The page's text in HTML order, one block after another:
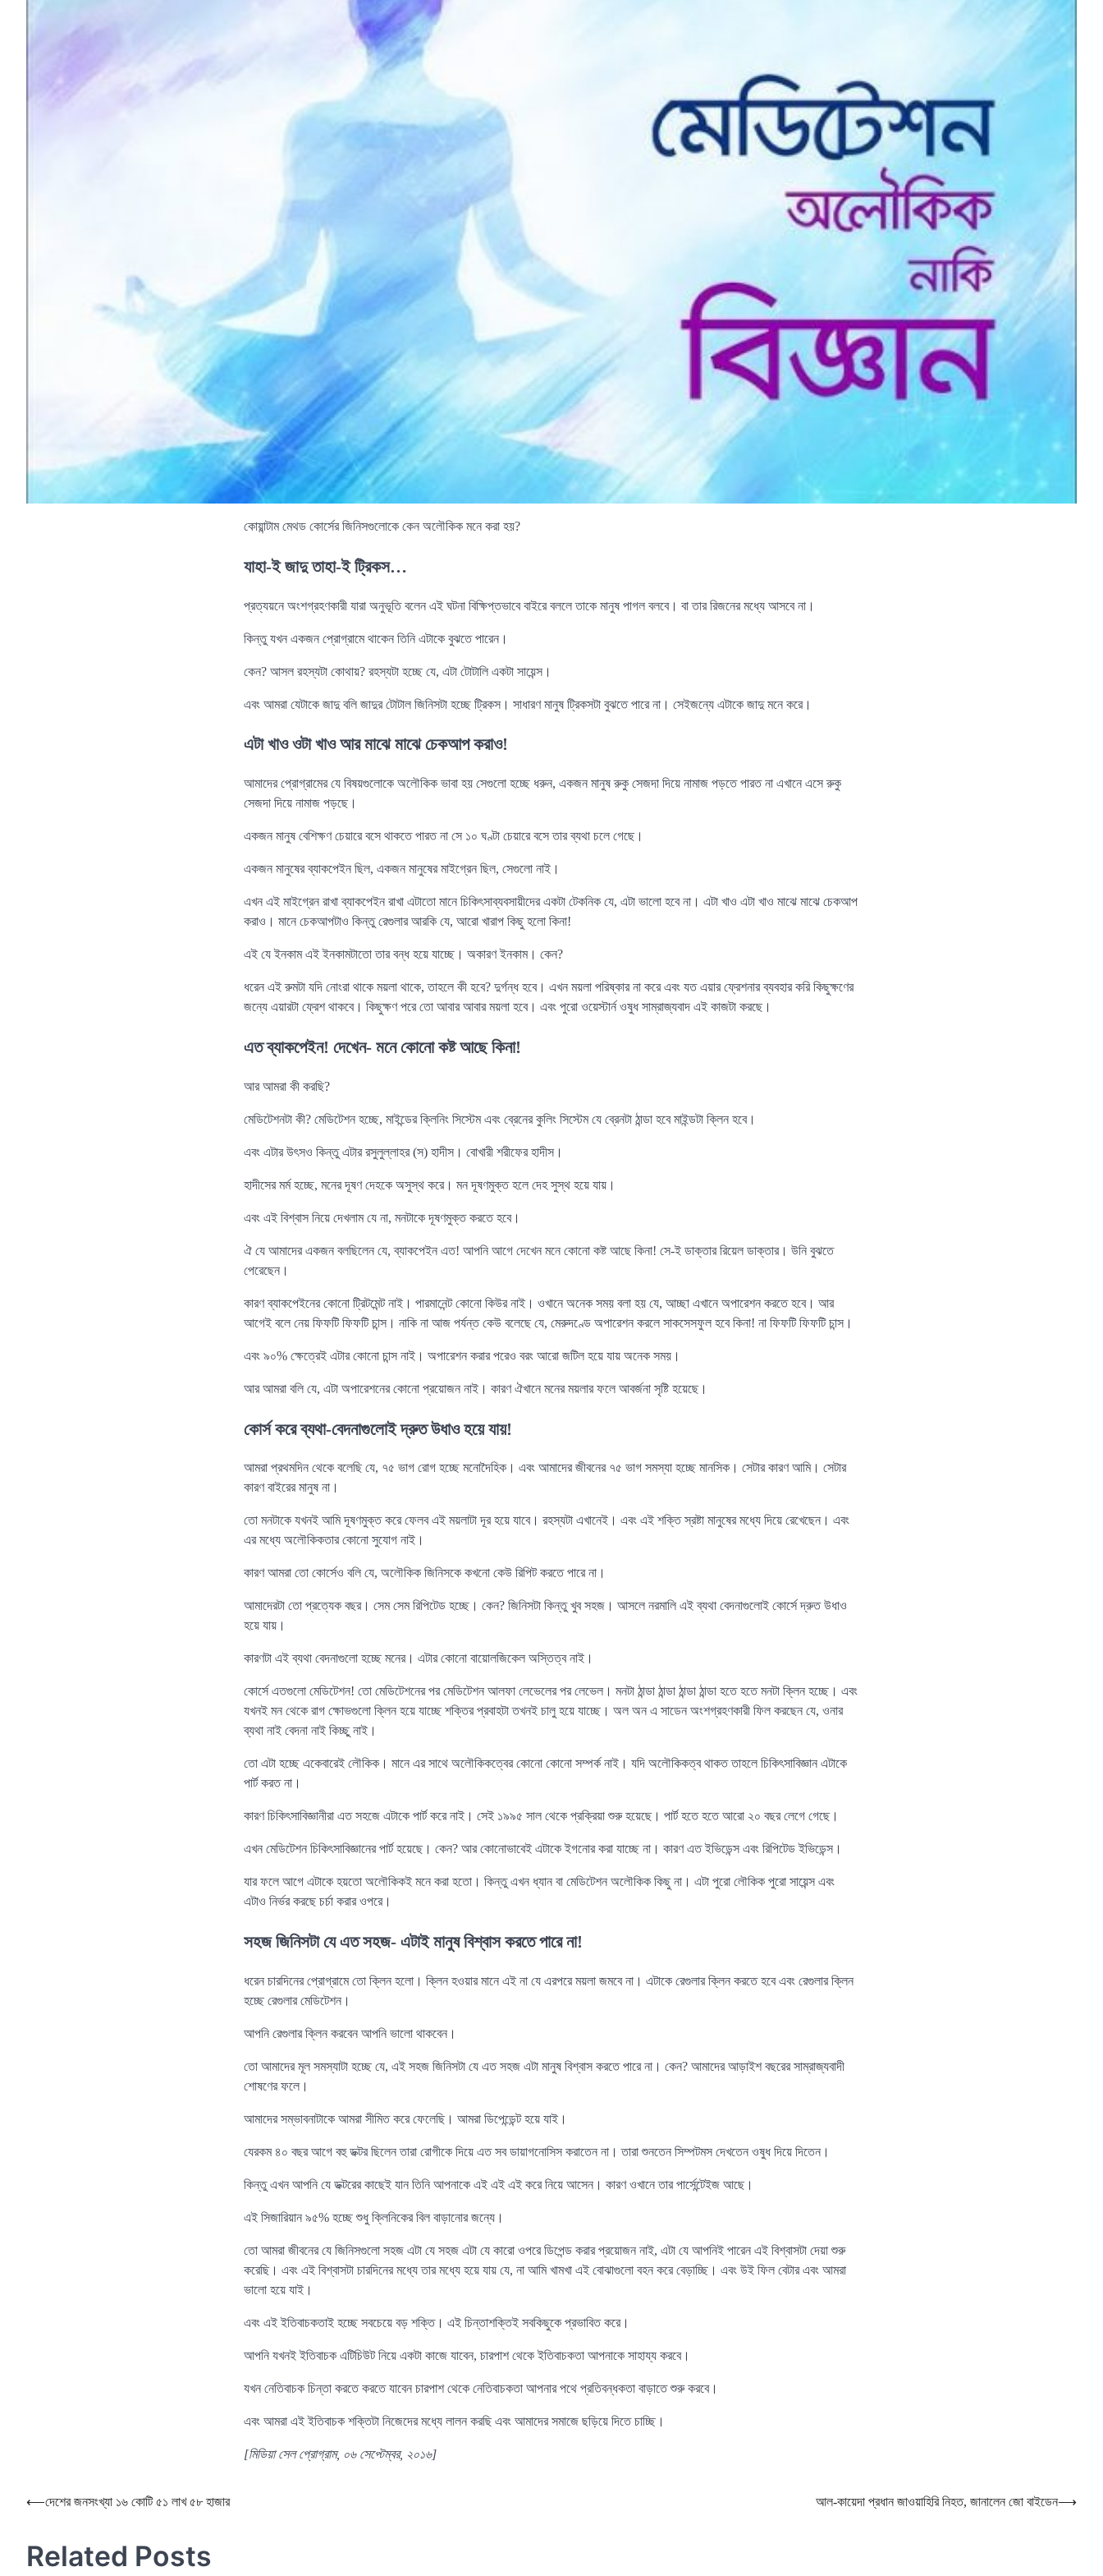
কোয়ান্টাম মেথড কোর্সের জিনিসগুলোকে কেন অলৌকিক মনে করা হয়?
যাহা-ই জাদু তাহা-ই ট্রিকস…
প্রত্যয়নে অংশগ্রহণকারী যারা অনুভূতি বলেন এই ঘটনা বিক্ষিপ্তভাবে বাইরে বললে তাকে মানুষ পাগল বলবে। বা তার রিজনের মধ্যে আসবে না।
কিন্তু যখন একজন প্রোগ্রামে থাকেন তিনি এটাকে বুঝতে পারেন।
কেন? আসল রহস্যটা কোথায়? রহস্যটা হচ্ছে যে, এটা টোটালি একটা সায়েন্স।
এবং আমরা যেটাকে জাদু বলি জাদুর টোটাল জিনিসটা হচ্ছে ট্রিকস। সাধারণ মানুষ ট্রিকসটা বুঝতে পারে না। সেইজন্যে এটাকে জাদু মনে করে।
এটা খাও ওটা খাও আর মাঝে মাঝে চেকআপ করাও!
আমাদের প্রোগ্রামের যে বিষয়গুলোকে অলৌকিক ভাবা হয় সেগুলো হচ্ছে ধরুন, একজন মানুষ রুকু সেজদা দিয়ে নামাজ পড়তে পারত না এখানে এসে রুকু
সেজদা দিয়ে নামাজ পড়ছে।
একজন মানুষ বেশিক্ষণ চেয়ারে বসে থাকতে পারত না সে ১০ ঘণ্টা চেয়ারে বসে তার ব্যথা চলে গেছে।
একজন মানুষের ব্যাকপেইন ছিল, একজন মানুষের মাইগ্রেন ছিল, সেগুলো নাই।
এখন এই মাইগ্রেন রাখা ব্যাকপেইন রাখা এটাতো মানে চিকিৎসাব্যবসায়ীদের একটা টেকনিক যে, এটা ভালো হবে না। এটা খাও এটা খাও মাঝে মাঝে চেকআপ
করাও। মানে চেকআপটাও কিন্তু রেগুলার আরকি যে, আরো খারাপ কিছু হলো কিনা!
এই যে ইনকাম এই ইনকামটাতো তার বন্ধ হয়ে যাচ্ছে। অকারণ ইনকাম। কেন?
ধরেন এই রুমটা যদি নোংরা থাকে ময়লা থাকে, তাহলে কী হবে? দুর্গন্ধ হবে। এখন ময়লা পরিষ্কার না করে এবং যত এয়ার ফ্রেশনার ব্যবহার করি কিছুক্ষণের
জন্যে এয়ারটা ফ্রেশ থাকবে। কিছুক্ষণ পরে তো আবার আবার ময়লা হবে। এবং পুরো ওয়েস্টার্ন ওষুধ সাম্রাজ্যবাদ এই কাজটা করছে।
এত ব্যাকপেইন! দেখেন- মনে কোনো কষ্ট আছে কিনা!
আর আমরা কী করছি?
মেডিটেশনটা কী? মেডিটেশন হচ্ছে, মাইন্ডের ক্লিনিং সিস্টেম এবং ব্রেনের কুলিং সিস্টেম যে ব্রেনটা ঠান্ডা হবে মাইন্ডটা ক্লিন হবে।
এবং এটার উৎসও কিন্তু এটার রসুলুল্লাহর (স) হাদীস। বোখারী শরীফের হাদীস।
হাদীসের মর্ম হচ্ছে, মনের দূষণ দেহকে অসুস্থ করে। মন দূষণমুক্ত হলে দেহ সুস্থ হয়ে যায়।
এবং এই বিশ্বাস নিয়ে দেখলাম যে না, মনটাকে দূষণমুক্ত করতে হবে।
ঐ যে আমাদের একজন বলছিলেন যে, ব্যাকপেইন এত! আপনি আগে দেখেন মনে কোনো কষ্ট আছে কিনা! সে-ই ডাক্তার রিয়েল ডাক্তার। উনি বুঝতে
পেরেছেন।
কারণ ব্যাকপেইনের কোনো ট্রিটমেন্ট নাই। পারমানেন্ট কোনো কিউর নাই। ওখানে অনেক সময় বলা হয় যে, আচ্ছা এখানে অপারেশন করতে হবে। আর
আগেই বলে নেয় ফিফটি ফিফটি চান্স। নাকি না আজ পর্যন্ত কেউ বলেছে যে, মেরুদণ্ডে অপারেশন করলে সাকসেসফুল হবে কিনা! না ফিফটি ফিফটি চান্স।
এবং ৯০% ক্ষেত্রেই এটার কোনো চান্স নাই। অপারেশন করার পরেও বরং আরো জটিল হয়ে যায় অনেক সময়।
আর আমরা বলি যে, এটা অপারেশনের কোনো প্রয়োজন নাই। কারণ ঐখানে মনের ময়লার ফলে আবর্জনা সৃষ্টি হয়েছে।
কোর্স করে ব্যথা-বেদনাগুলোই দ্রুত উধাও হয়ে যায়!
আমরা প্রথমদিন থেকে বলেছি যে, ৭৫ ভাগ রোগ হচ্ছে মনোদৈহিক। এবং আমাদের জীবনের ৭৫ ভাগ সমস্যা হচ্ছে মানসিক। সেটার কারণ আমি। সেটার
কারণ বাইরের মানুষ না।
তো মনটাকে যখনই আমি দূষণমুক্ত করে ফেলব এই ময়লাটা দূর হয়ে যাবে। রহস্যটা এখানেই। এবং এই শক্তি স্রষ্টা মানুষের মধ্যে দিয়ে রেখেছেন। এবং
এর মধ্যে অলৌকিকতার কোনো সুযোগ নাই।
কারণ আমরা তো কোর্সেও বলি যে, অলৌকিক জিনিসকে কখনো কেউ রিপিট করতে পারে না।
আমাদেরটা তো প্রত্যেক বছর। সেম সেম রিপিটেড হচ্ছে। কেন? জিনিসটা কিন্তু খুব সহজ। আসলে নরমালি এই ব্যথা বেদনাগুলোই কোর্সে দ্রুত উধাও
হয়ে যায়।
কারণটা এই ব্যথা বেদনাগুলো হচ্ছে মনের। এটার কোনো বায়োলজিকেল অস্তিত্ব নাই।
কোর্সে এতগুলো মেডিটেশন! তো মেডিটেশনের পর মেডিটেশন আলফা লেভেলের পর লেভেল। মনটা ঠান্ডা ঠান্ডা ঠান্ডা ঠান্ডা হতে হতে মনটা ক্লিন হচ্ছে। এবং
যখনই মন থেকে রাগ ক্ষোভগুলো ক্লিন হয়ে যাচ্ছে শক্তির প্রবাহটা তখনই চালু হয়ে যাচ্ছে। অল অন এ সাডেন অংশগ্রহণকারী ফিল করছেন যে, ওনার
ব্যথা নাই বেদনা নাই কিচ্ছু নাই।
তো এটা হচ্ছে একেবারেই লৌকিক। মানে এর সাথে অলৌকিকত্বের কোনো কোনো সম্পর্ক নাই। যদি অলৌকিকত্ব থাকত তাহলে চিকিৎসাবিজ্ঞান এটাকে
পার্ট করত না।
কারণ চিকিৎসাবিজ্ঞানীরা এত সহজে এটাকে পার্ট করে নাই। সেই ১৯৯৫ সাল থেকে প্রক্রিয়া শুরু হয়েছে। পার্ট হতে হতে আরো ২০ বছর লেগে গেছে।
এখন মেডিটেশন চিকিৎসাবিজ্ঞানের পার্ট হয়েছে। কেন? আর কোনোভাবেই এটাকে ইগনোর করা যাচ্ছে না। কারণ এত ইভিডেন্স এবং রিপিটেড ইভিডেন্স।
যার ফলে আগে এটাকে হয়তো অলৌকিকই মনে করা হতো। কিন্তু এখন ধ্যান বা মেডিটেশন অলৌকিক কিছু না। এটা পুরো লৌকিক পুরো সায়েন্স এবং
এটাও নির্ভর করছে চর্চা করার ওপরে।
সহজ জিনিসটা যে এত সহজ- এটাই মানুষ বিশ্বাস করতে পারে না!
ধরেন চারদিনের প্রোগ্রামে তো ক্লিন হলো। ক্লিন হওয়ার মানে এই না যে এরপরে ময়লা জমবে না। এটাকে রেগুলার ক্লিন করতে হবে এবং রেগুলার ক্লিন
হচ্ছে রেগুলার মেডিটেশন।
আপনি রেগুলার ক্লিন করবেন আপনি ভালো থাকবেন।
তো আমাদের মূল সমস্যাটা হচ্ছে যে, এই সহজ জিনিসটা যে এত সহজ এটা মানুষ বিশ্বাস করতে পারে না। কেন? আমাদের আড়াইশ বছরের সাম্রাজ্যবাদী
শোষণের ফলে।
আমাদের সম্ভাবনাটাকে আমরা সীমিত করে ফেলেছি। আমরা ডিপেন্ডেন্ট হয়ে যাই।
যেরকম ৪০ বছর আগে বহু ডক্টর ছিলেন তারা রোগীকে দিয়ে এত সব ডায়াগনোসিস করাতেন না। তারা শুনতেন সিম্পটমস দেখতেন ওষুধ দিয়ে দিতেন।
কিন্তু এখন আপনি যে ডক্টরের কাছেই যান তিনি আপনাকে এই এই এই করে নিয়ে আসেন। কারণ ওখানে তার পার্সেন্টেইজ আছে।
এই সিজারিয়ান ৯৫% হচ্ছে শুধু ক্লিনিকের বিল বাড়ানোর জন্যে।
তো আমরা জীবনের যে জিনিসগুলো সহজ এটা যে সহজ এটা যে কারো ওপরে ডিপেন্ড করার প্রয়োজন নাই, এটা যে আপনিই পারেন এই বিশ্বাসটা দেয়া শুরু
করেছি। এবং এই বিশ্বাসটা চারদিনের মধ্যে তার মধ্যে হয়ে যায় যে, না আমি খামখা এই বোঝাগুলো বহন করে বেড়াচ্ছি। এবং উই ফিল বেটার এবং আমরা
ভালো হয়ে যাই।
এবং এই ইতিবাচকতাই হচ্ছে সবচেয়ে বড় শক্তি। এই চিন্তাশক্তিই সবকিছুকে প্রভাবিত করে।
আপনি যখনই ইতিবাচক এটিচিউট নিয়ে একটা কাজে যাবেন, চারপাশ থেকে ইতিবাচকতা আপনাকে সাহায্য করবে।
যখন নেতিবাচক চিন্তা করতে করতে যাবেন চারপাশ থেকে নেতিবাচকতা আপনার পথে প্রতিবন্ধকতা বাড়াতে শুরু করবে।
এবং আমরা এই ইতিবাচক শক্তিটা নিজেদের মধ্যে লালন করছি এবং আমাদের সমাজে ছড়িয়ে দিতে চাচ্ছি।
[মিডিয়া সেল প্রোগ্রাম, ০৬ সেপ্টেম্বর, ২০১৬]
Post
⟵দেশের জনসংখ্যা ১৬ কোটি ৫১ লাখ ৫৮ হাজার আল-কায়েদা প্রধান জাওয়াহিরি নিহত, জানালেন জো বাইডেন⟶
Related Posts